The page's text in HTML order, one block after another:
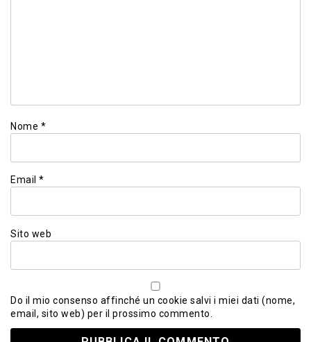
Nome *
Email *
Sito web
Do il mio consenso affinché un cookie salvi i miei dati (nome,
email, sito web) per il prossimo commento.